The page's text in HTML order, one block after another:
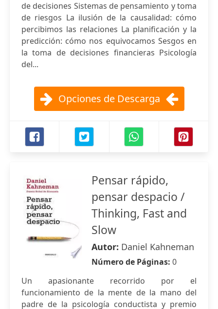
de decisiones Sistemas de pensamiento y toma
de riesgos La ilusión de la causalidad: cómo
percibimos las relaciones La planificación y la
predicción: cómo nos equivocamos Sesgos en
la toma de decisiones financieras Psicología
del...
Opciones de Descarga
Pensar rápido,
pensar despacio /
Thinking, Fast and
Slow
Autor: Daniel Kahneman
Número de Páginas: 0
Un apasionante recorrido por el
funcionamiento de la mente de la mano del
padre de la psicología conductista y premio